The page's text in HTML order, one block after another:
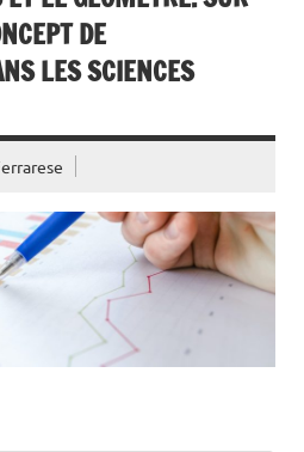
DE
LES SCIENCES